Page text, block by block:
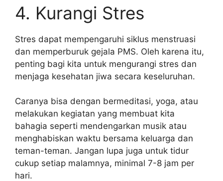
4. Kurangi Stres
Stres dapat mempengaruhi siklus menstruasi
dan memperburuk gejala PMS. Oleh karena itu,
penting bagi kita untuk mengurangi stres dan
menjaga kesehatan jiwa secara keseluruhan.
Caranya bisa dengan bermeditasi, yoga, atau
melakukan kegiatan yang membuat kita
bahagia seperti mendengarkan musik atau
menghabiskan waktu bersama keluarga dan
teman-teman. Jangan lupa juga untuk tidur
cukup setiap malamnya, minimal 7-8 jam per
hari.